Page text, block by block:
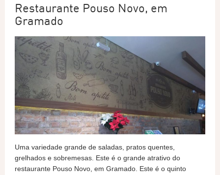
Restaurante Pouso Novo, em
Gramado
Uma variedade grande de saladas, pratos quentes,
grelhados e sobremesas. Este é o grande atrativo do
restaurante Pouso Novo, em Gramado. Este é o quinto